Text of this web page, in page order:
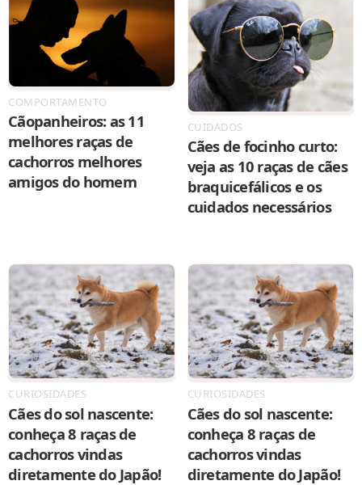
COMPORTAMENTO
Cãopanheiros: as 11
melhores raças de
cachorros melhores
amigos do homem
CUIDADOS
Cães de focinho curto:
veja as 10 raças de cães
braquicefálicos e os
cuidados necessários
CURIOSIDADES
Cães do sol nascente:
conheça 8 raças de
cachorros vindas
diretamente do Japão!
CURIOSIDADES
Cães do sol nascente:
conheça 8 raças de
cachorros vindas
diretamente do Japão!